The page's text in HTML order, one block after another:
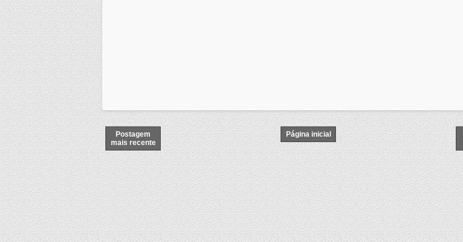
Postagem
mais recente
Página inicial